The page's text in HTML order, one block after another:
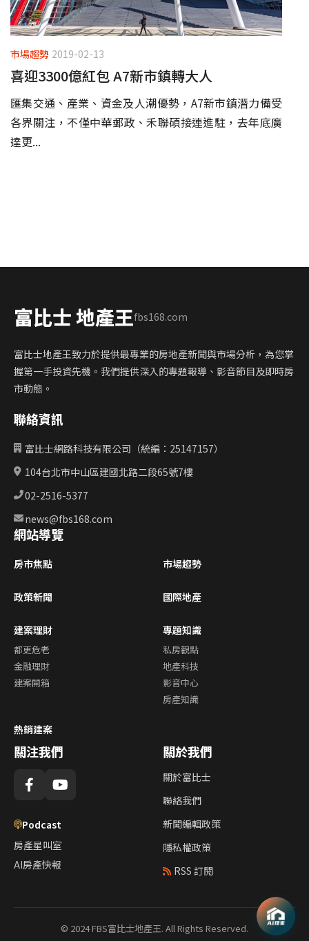
市場趨勢 2019-02-13
喜迎3300億紅包 A7新市鎮轉大人
匯集交通、產業、資金及人潮優勢，A7新市鎮潛力備受
各界關注，不僅中華郵政、禾聯碩接連進駐，去年底廣
達更...
富比士 地產王fbs168.com
富比士地產王致力於提供最專業的房地產新聞與市場分析，為您掌
握第一手投資先機。我們提供深入的專題報導、影音節目及即時房
市動態。
聯絡資訊
富比士網路科技有限公司（統編：25147157）
104台北市中山區建國北路二段65號7樓
02-2516-5377
news@fbs168.com
網站導覽
房市焦點 市場趨勢
政策新聞 國際地產
建案理財
都更危老
金融理財
建案開箱
專題知識
私房觀點
地產科技
影音中心
房產知識
熱銷建案
關注我們
Podcast
房產星叫室
AI房產快報
關於我們
關於富比士
聯絡我們
新聞編輯政策
隱私權政策
RSS 訂閱
© 2024 FBS富比士地產王. All Rights Reserved.